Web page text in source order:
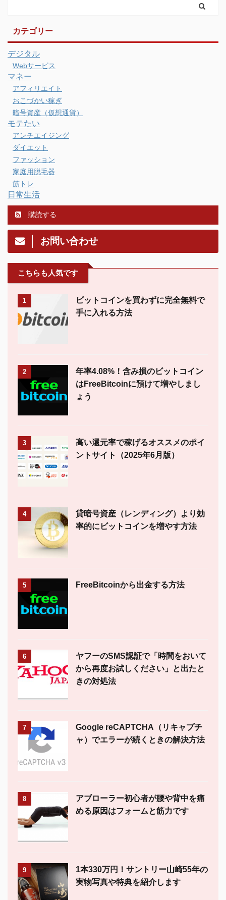
カテゴリー
デジタル
Webサービス
マネー
アフィリエイト
おこづかい稼ぎ
暗号資産（仮想通貨）
モテたい
アンチエイジング
ダイエット
ファッション
家庭用脱毛器
筋トレ
日常生活
購読する
お問い合わせ
こちらも人気です
1
ビットコインを買わずに完全無料で
手に入れる方法
2
年率4.08%！含み損のビットコイン
はFreeBitcoinに預けて増やしまし
ょう
3
高い還元率で稼げるオススメのポイ
ントサイト（2025年6月版）
4
貸暗号資産（レンディング）より効
率的にビットコインを増やす方法
5 FreeBitcoinから出金する方法
6
ヤフーのSMS認証で「時間をおいて
から再度お試しください」と出たと
きの対処法
7
Google reCAPTCHA（リキャプチ
ャ）でエラーが続くときの解決方法
8
アブローラー初心者が腰や背中を痛
める原因はフォームと筋力です
9
1本330万円！サントリー山崎55年の
実物写真や特典を紹介します